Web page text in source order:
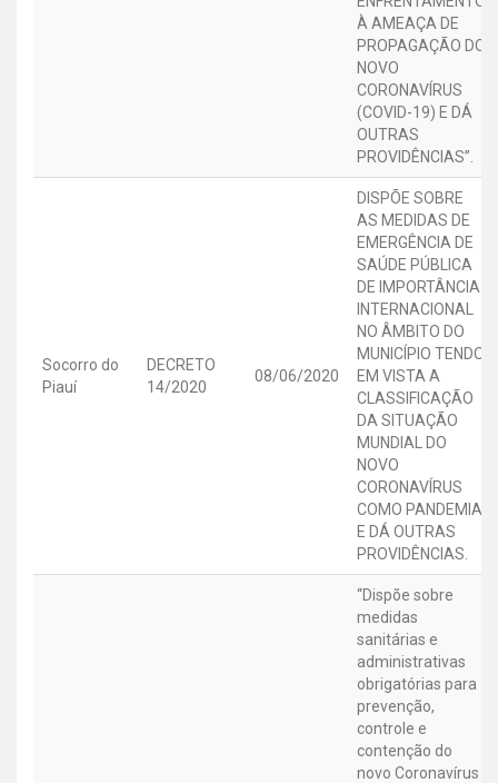
À AMEAÇA DE
PROPAGAÇÃO DO
NOVO
CORONAVÍRUS
(COVID-19) E DÁ
OUTRAS
PROVIDÊNCIAS”.
Socorro do
Piauí
DECRETO
14/2020
08/06/2020
DISPÕE SOBRE
AS MEDIDAS DE
EMERGÊNCIA DE
SAÚDE PÚBLICA
DE IMPORTÂNCIA
INTERNACIONAL
NO ÂMBITO DO
MUNICÍPIO TENDO
EM VISTA A
CLASSIFICAÇÃO
DA SITUAÇÃO
MUNDIAL DO
NOVO
CORONAVÍRUS
COMO PANDEMIA,
E DÁ OUTRAS
PROVIDÊNCIAS.
“Dispõe sobre
medidas
sanitárias e
administrativas
obrigatórias para
prevenção,
controle e
contenção do
novo Coronavírus